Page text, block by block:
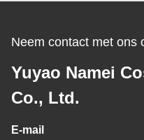
Neem contact met ons
Yuyao Namei
Co., Ltd.
E-mail